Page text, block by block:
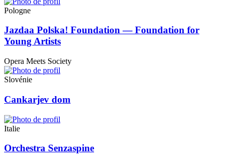
Pologne
Jazdaa Polska! Foundation — Foundation for
Young Artists
Opera Meets Society
Slovénie
Cankarjev dom
Italie
Orchestra Senzaspine